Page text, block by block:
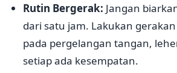
Rutin Bergerak: Jangan
dari satu jam. Lakukan
pada pergelangan tangan,
setiap ada kesempatan.